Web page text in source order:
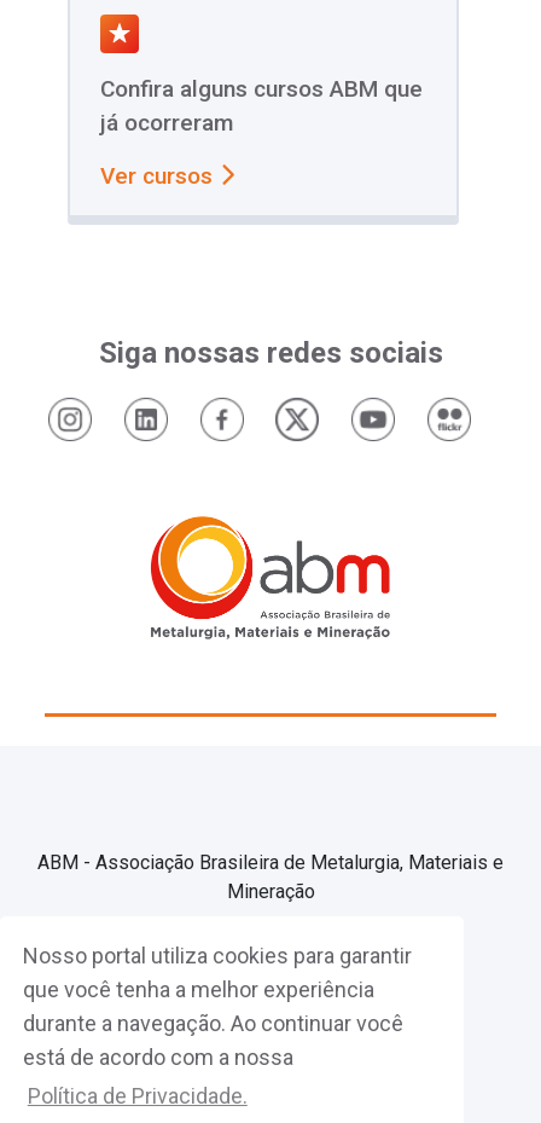
Nosso portal utiliza cookies para garantir
que você tenha a melhor experiência
durante a navegação. Ao continuar você
está de acordo com a nossa
Política de Privacidade.
Confira alguns cursos ABM que
já ocorreram
Ver cursos
Siga nossas redes sociais
ABM - Associação Brasileira de Metalurgia, Materiais e
Mineração
Associe-se
Fazer Login